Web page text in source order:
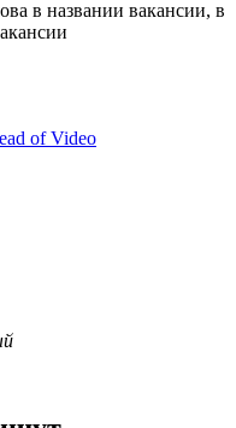
в названии вакансии, в
of Video